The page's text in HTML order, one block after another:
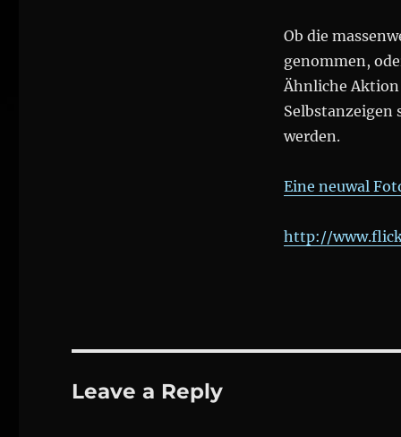
Ob die
genommen,
Ähnliche Aktion
Selbstanzeigen
werden.
Eine neuwal
http://
Leave a Reply